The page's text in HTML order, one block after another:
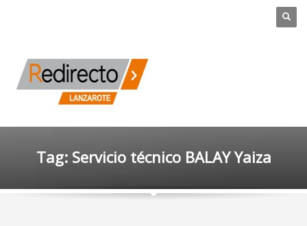
Tag: Servicio técnico BALAY Yaiza